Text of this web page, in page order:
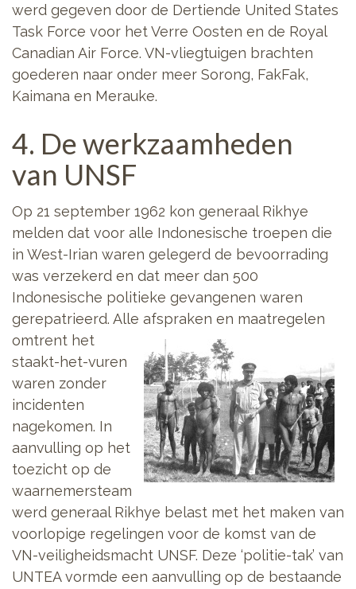
werd gegeven door de Dertiende United States
Task Force voor het Verre Oosten en de Royal
Canadian Air Force. VN-vliegtuigen brachten
goederen naar onder meer Sorong, FakFak,
Kaimana en Merauke.
4. De werkzaamheden
van UNSF
Op 21 september 1962 kon generaal Rikhye
melden dat voor alle Indonesische troepen die
in West-Irian waren gelegerd de bevoorrading
was verzekerd en dat meer dan 500
Indonesische politieke gevangenen waren
gerepatrieerd. Alle afspraken en maatregelen
omtrent het
staakt-het-vuren
waren zonder
incidenten
nagekomen. In
aanvulling op het
toezicht op de
waarnemersteam
werd generaal Rikhye belast met het maken van
voorlopige regelingen voor de komst van de
VN-veiligheidsmacht UNSF. Deze ‘politie-tak’ van
UNTEA vormde een aanvulling op de bestaande